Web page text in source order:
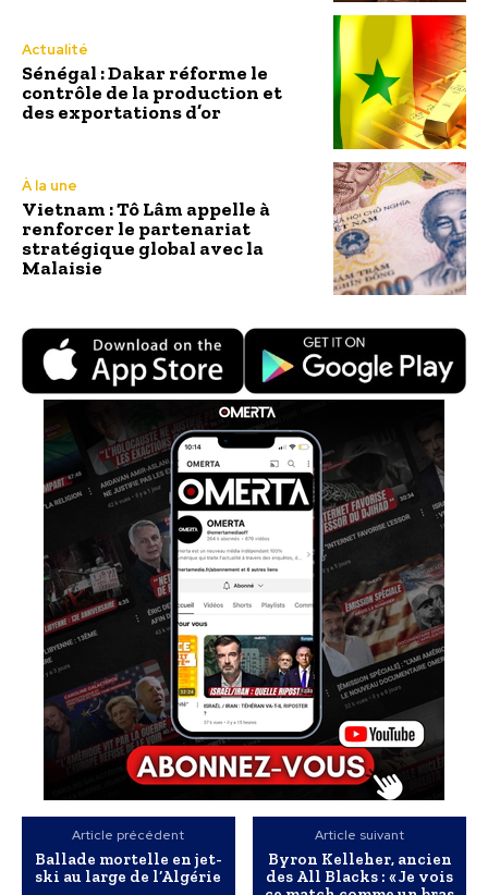
Actualité
Sénégal : Dakar réforme le
contrôle de la production et
des exportations d’or
À la une
Vietnam : Tô Lâm appelle à
renforcer le partenariat
stratégique global avec la
Malaisie
Article précédent
Ballade mortelle en jet-
ski au large de l’Algérie
Article suivant
Byron Kelleher, ancien
des All Blacks : « Je vois